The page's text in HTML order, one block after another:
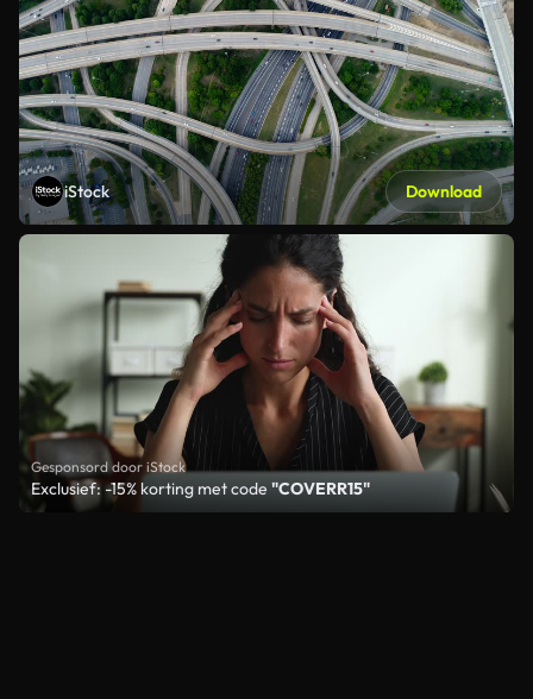
iStock Download
Gesponsord door iStock
Exclusief: -15% korting met code "COVERR15"